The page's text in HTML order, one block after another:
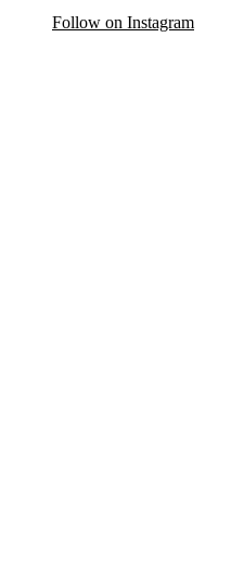
Follow on Instagram